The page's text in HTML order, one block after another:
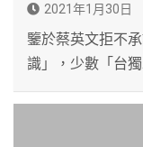
2021年1月30日
鑒於蔡英文拒不
識」，少數「台